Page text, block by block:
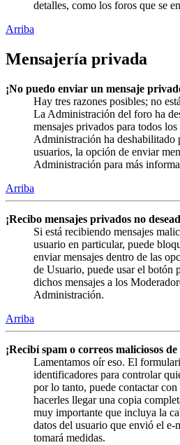
detalles, como los foros que se
Arriba
Mensajería privada
¡No puedo enviar un mensaje
Hay tres razones posibles; no
La Administración del foro ha
mensajes privados para todos
Administración ha deshabilitado
usuarios, la opción de enviar
Administración para más
Arriba
¡Recibo mensajes privados no
Si está recibiendo mensajes
usuario en particular, puede
enviar mensajes dentro de las
de Usuario, puede usar el botón
dichos mensajes a los
Administración.
Arriba
¡Recibí spam o correos maliciosos
Lamentamos oír eso. El
identificadores para controlar
por lo tanto, puede contactar
hacerles llegar una copia
muy importante que incluya la
datos del usuario que envió el
tomará medidas.